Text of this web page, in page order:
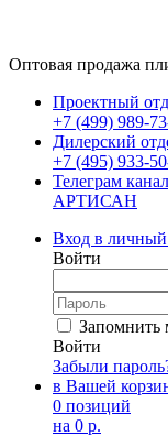
Оптовая продажа
Проектный
+7 (499) 989-
Дилерский
+7 (495) 933-
Телеграм канал
АРТИСАН
Вход в личный
Войти
Запомнить
Войти
Забыли
в Вашей
0 позиций
на 0 р.